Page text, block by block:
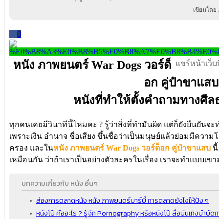
เขียนโดย
0
แชร์หน้าเว็
หนัง ภาพยนตร์ War Dogs วอร์ด็
อก คู่ป๋าขาแสบ
หนังที่ทำให้ตั้งคำถามทางศีล
ทุกคนเคยมีวินาทีนี้ไหมคะ ? รู้ว่าสิ่งที่ทำมันผิด แต่ก็ยังยืนยันจะ
เพราะเงิน อำนาจ ชื่อเสียง ขึ้นชื่อว่าเป็นมนุษย์แล้วย่อมมีความ
ครอง และในหนัง ภาพยนตร์ War Dogs วอร์ด็อก คู่ป๋าขาแสบ นี้
เหมือนกัน ว่าถ้าเราเป็นอย่างตัวละครในเรื่อง เราจะทำแบบเขา
บทความเกี่ยวกับ หนัง อื่นๆ
ส่องการตลาดหนัง หนัง ภาพยนตร์บาร์บี้ การตลาดยังไงให้ปัง ๆ
หนังโป๊ คืออะไร ? รู้จัก Pornography หรือหนังโป๊ สื่อบันเทิงบำบั